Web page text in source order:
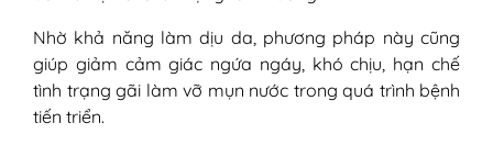
Nhờ khả năng làm dịu da, phương pháp này cũng
giúp giảm cảm giác ngứa ngáy, khó chịu, hạn chế
tình trạng gãi làm vỡ mụn nước trong quá trình bệnh
tiến triển.